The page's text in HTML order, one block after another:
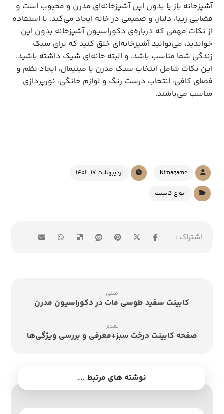
آشپزخانه باز یا بدون اپن آشپزخانه‌ای مدرن و محبوب است و
فضایی زیبا، دلباز، و صمیمی در خانه ایجاد می‌کند. با استفاده
از نکات مهمی که درباره‌ی دکوراسیون آشپزخانه بدون اپن
خواندید، می‌توانید آشپزخانه‌ای خلق کنید که برای سبک
زندگی شما مناسب باشد، و البته خانه‌ای شیک داشته باشید.
این نکات شامل انتخاب سبک مدرن یا مینیمال، ایجاد نظم و
فضای کافی، انتخاب درست رنگ و لوازم خانگی، نورپردازی
مناسب می‌باشند.
Nimagame اردیبهشت 17, 1402
انواع کابینت
قبلی
کابینت سفید طوسی مات در دکوراسیون مدرن
بعدی
صفحه کابینت درخت سبز+معرفی و بررسی ویژگی‌ها
نوشته های مرتبط ...